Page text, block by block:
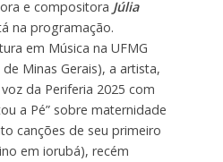
e compositora Júlia
na programação.
em Música na UFMG
Minas Gerais), a artista,
da Periferia 2025 com
a Pé” sobre maternidade
canções de seu primeiro
em iorubá), recém